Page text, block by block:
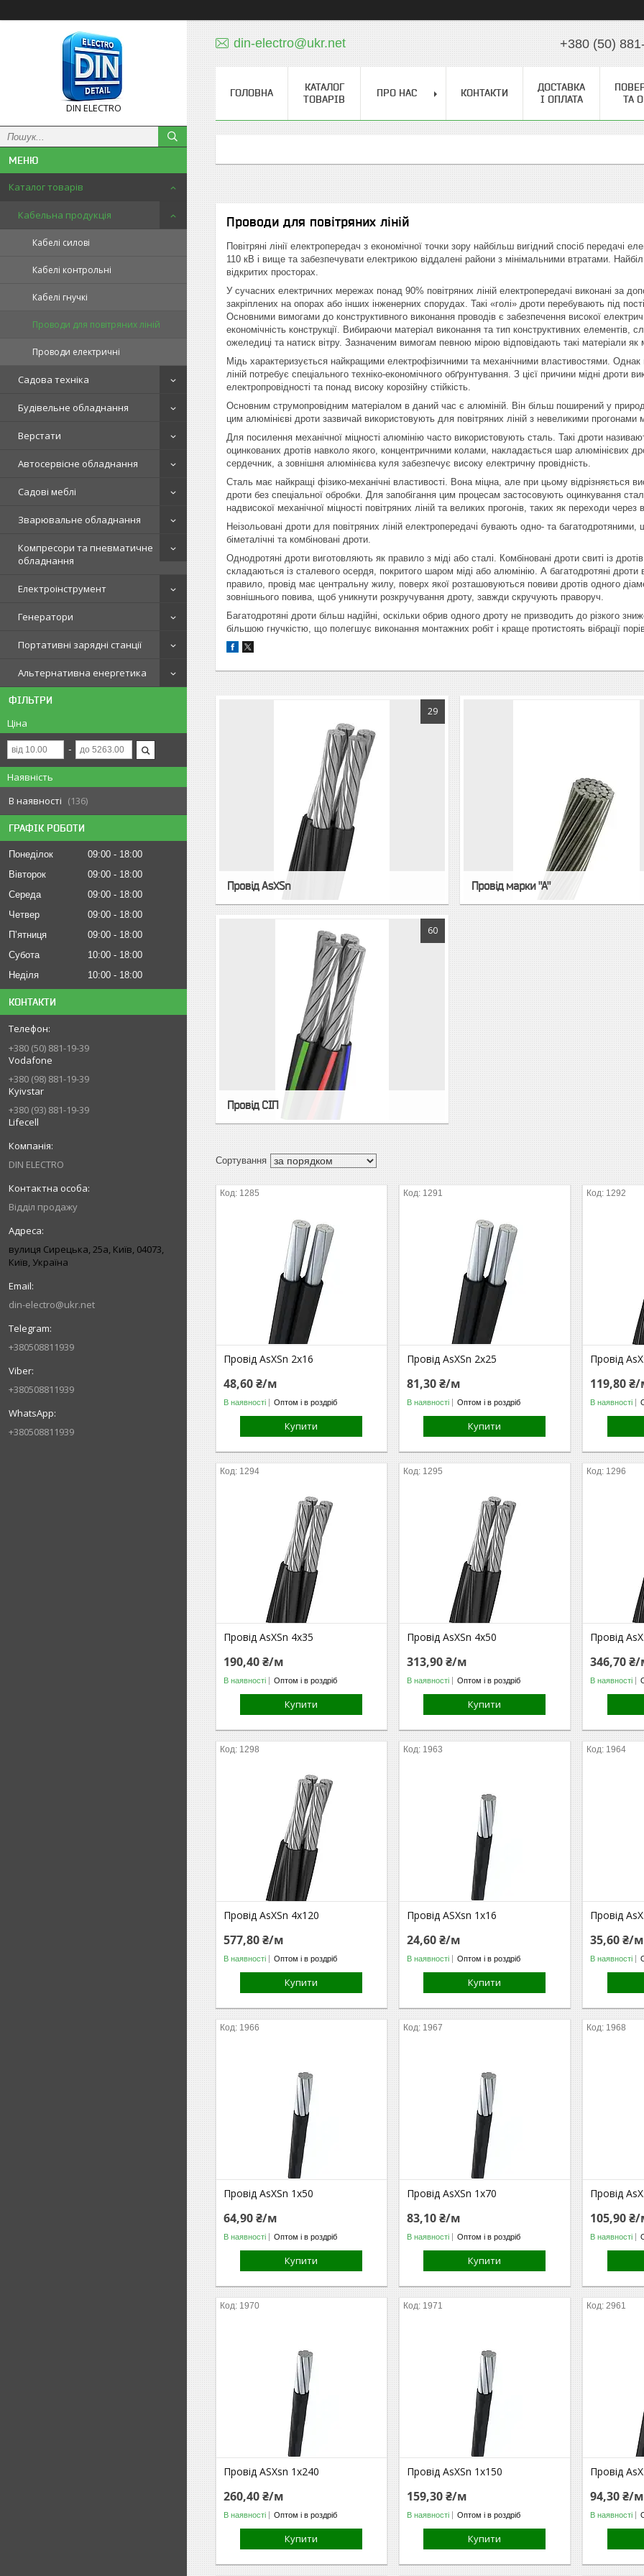
DIN ELECTRO
Каталог товарів
Кабельна продукція
Кабелі силові
Кабелі контрольні
Кабелі гнучкі
Проводи для повітряних ліній
Проводи електричні
Садова техніка
Будівельне обладнання
Верстати
Автосервісне обладнання
Садові меблі
Зварювальне обладнання
Компресори та пневматичне
обладнання
Електроінструмент
Генератори
Портативні зарядні станції
Альтернативна енергетика
ФІЛЬТРИ
Ціна
Наявність
В наявності
136
ГРАФІК РОБОТИ
Понеділок 09:00
18:00
Вівторок
09:00
18:00
Середа
09:00
18:00
Четвер
09:00
18:00
Пʼятниця
09:00
18:00
Субота
10:00
18:00
Неділя
10:00 18:00
КОНТАКТИ
+380 (50) 881-19-39
Vodafone
+380 (98) 881-19-39
Kyivstar
+380 (93) 881-19-39
Lifecell
DIN ELECTRO
Відділ продажу
вулиця Сирецька, 25а, Київ, 04073,
Київ, Україна
din-electro@ukr.net
+380508811939
+380508811939
+380508811939
din-electro@ukr.net +380 (50)
ГОЛОВНА
КАТАЛОГ
ТОВАРІВ
ПРО НАС КОНТАКТИ
ДОСТАВКА
І ОПЛАТА
ТА
Проводи для повітряних ліній
Повітряні лінії електропередач з економічної точки зору найбільш вигідний спосіб передачі
110 кВ і вище та забезпечувати електрикою віддалені райони з мінімальними втратами.
відкритих просторах.
У сучасних електричних мережах понад 90% повітряних ліній електропередачі виконані за
закріплених на опорах або інших інженерних спорудах. Такі «голі» дроти перебувають під
Основними вимогами до конструктивного виконання проводів є забезпечення високої
економічність конструкції. Вибираючи матеріал виконання та тип конструктивних елементів,
ожеледиці та натиск вітру. Зазначеним вимогам певною мірою відповідають такі матеріали
Мідь характеризується найкращими електрофізичними та механічними властивостями. Однак
ліній потребує спеціального техніко-економічного обґрунтування. З цієї причини мідні дроти
електропровідності та понад високу корозійну стійкість.
Основним струмопровідним матеріалом в даний час є алюміній. Він більш поширений у
цим алюмінієві дроти зазвичай використовують для повітряних ліній з невеликими
Для посилення механічної міцності алюмінію часто використовують сталь. Такі дроти
оцинкованих дротів навколо якого, концентричними колами, накладається шар алюмінієвих
сердечник, а зовнішня алюмінієва куля забезпечує високу електричну провідність.
Сталь має найкращі фізико-механічні властивості. Вона міцна, але при цьому відрізняється
дроти без спеціальної обробки. Для запобігання цим процесам застосовують оцинкування
надвисокої механічної міцності повітряних ліній та великих прогонів, таких як переходи
Неізольовані дроти для повітряних ліній електропередачі бувають одно- та
біметалічні та комбіновані дроти.
Однодротяні дроти виготовляють як правило з міді або сталі. Комбіновані дроти свиті із
складаються із сталевого осердя, покритого шаром міді або алюмінію. А багатодротяні
правило, провід має центральну жилу, поверх якої розташовуються повиви дротів одного
зовнішнього повива, щоб уникнути розкручування дроту, завжди скручують праворуч.
Багатодротяні дроти більш надійні, оскільки обрив одного дроту не призводить до різкого
більшою гнучкістю, що полегшує виконання монтажних робіт і краще протистоять вібрації
29
Провід AsXSn Провід марки "А"
60
Провід СІП
1285
Провід AsXSn 2х16
48,60 ₴/м
В наявності Оптом і в роздріб
Купити
1291
Провід AsXSn 2х25
81,30 ₴/м
В наявності Оптом і в роздріб
Купити
1292
Провід
119,80
В наявності
1294
Провід AsXSn 4х35
190,40 ₴/м
В наявності Оптом і в роздріб
Купити
1295
Провід AsXSn 4х50
313,90 ₴/м
В наявності Оптом і в роздріб
Купити
1296
Провід
346,70
В наявності
1298
Провід AsXSn 4х120
577,80 ₴/м
В наявності Оптом і в роздріб
Купити
1963
Провід ASXsn 1х16
24,60 ₴/м
В наявності Оптом і в роздріб
Купити
1964
Провід
35,60 ₴/м
В наявності
1966
Провід AsXSn 1х50
64,90 ₴/м
В наявності Оптом і в роздріб
Купити
1967
Провід AsXSn 1х70
83,10 ₴/м
В наявності Оптом і в роздріб
Купити
1968
Провід
105,90
В наявності
1970
Провід ASXsn 1х240
260,40 ₴/м
В наявності Оптом і в роздріб
Купити
1971
Провід AsXSn 1х150
159,30 ₴/м
В наявності Оптом і в роздріб
Купити
2961
Провід
94,30 ₴/м
В наявності